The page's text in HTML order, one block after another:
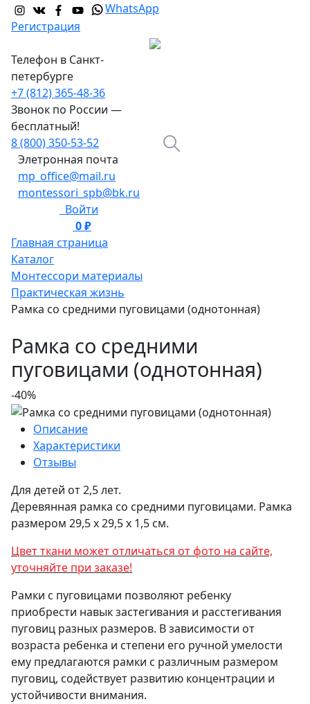
WhatsApp
Регистрация
Телефон в Санкт-
петербурге
+7 (812) 365-48-36
Звонок по России —
бесплатный!
8 (800) 350-53-52
Элетронная почта
mp_office@mail.ru
montessori_spb@bk.ru
Войти
0 ₽
Главная страница
Каталог
Монтессори материалы
Практическая жизнь
Рамка со средними пуговицами (однотонная)
Рамка со средними
пуговицами ­(однотонная)
-40%
Описание
Характеристики
Отзывы
Для детей от 2,5 лет.
Деревянная рамка со средними пуговицами. Рамка
размером 29,5 х 29,5 х 1,5 см.
Цвет ткани может отличаться от фото на сайте,
уточняйте при заказе!
Рамки с пуговицами позволяют ребенку
приобрести навык застегивания и расстегивания
пуговиц разных размеров. В зависимости от
возраста ребенка и степени его ручной умелости
ему предлагаются рамки с различным размером
пуговиц, содействует развитию концентрации и
устойчивости внимания.